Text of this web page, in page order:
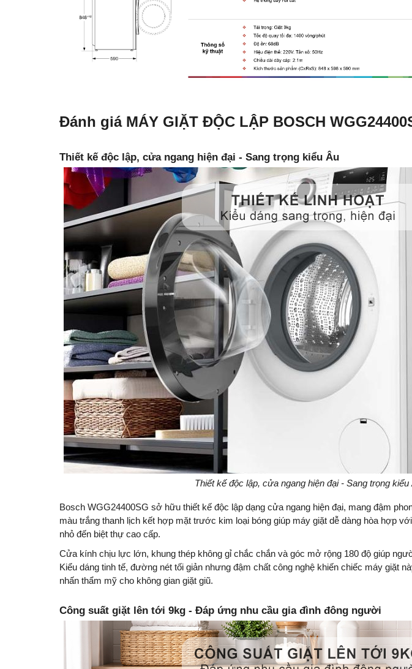
Đánh giá MÁY GIẶT ĐỘC LẬP BOSCH
Thiết kế độc lập, cửa ngang hiện đại - Sang trọng kiểu Âu
Thiết kế độc lập, cửa ngang hiện đại - Sang trọng kiểu
Bosch WGG24400SG sở hữu thiết kế độc lập dạng cửa ngang hiện đại, mang đậm
màu trắng thanh lịch kết hợp mặt trước kim loại bóng giúp máy giặt dễ dàng hòa hợp
nhỏ đến biệt thự cao cấp.
Cửa kính chịu lực lớn, khung thép không gỉ chắc chắn và góc mở rộng 180 độ giúp
Kiểu dáng tinh tế, đường nét tối giản nhưng đậm chất công nghệ khiến chiếc máy giặt
nhấn thẩm mỹ cho không gian giặt giũ.
Công suất giặt lên tới 9kg - Đáp ứng nhu cầu gia đình đông người